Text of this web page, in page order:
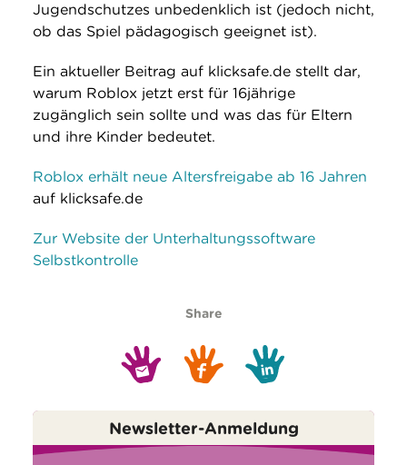
Jugendschutzes unbedenklich ist (jedoch nicht,
ob das Spiel pädagogisch geeignet ist).
Ein aktueller Beitrag auf klicksafe.de stellt dar,
warum Roblox jetzt erst für 16jährige
zugänglich sein sollte und was das für Eltern
und ihre Kinder bedeutet.
Roblox erhält neue Altersfreigabe ab 16 Jahren
auf klicksafe.de
Zur Website der Unterhaltungssoftware
Selbstkontrolle
Share
Newsletter-Anmeldung